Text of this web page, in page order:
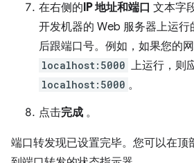
在右侧的IP 地址和端口 文本字
开发机器的 Web 服务器上运行
后跟端口号。例如，如果您的
localhost:5000 上运行，则
localhost:5000 。
点击完成 。
端口转发现已设置完毕。您可以在顶